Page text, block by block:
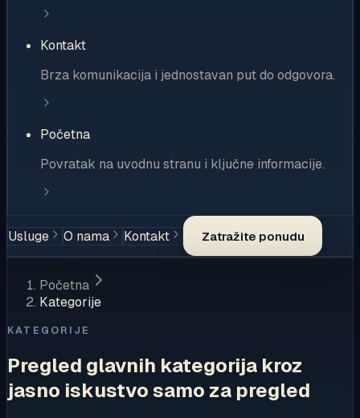
Kontakt
Brza komunikacija i jednostavan put do odgovora.
Početna
Povratak na uvodnu stranu i ključne informacije.
Usluge O nama Kontakt Zatražite ponudu
Početna
Kategorije
KATEGORIJE
Pregled glavnih kategorija kroz
jasno iskustvo samo za pregled